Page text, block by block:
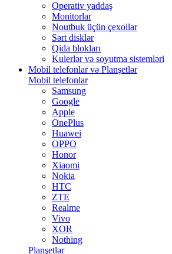
Operativ yaddaş
Monitorlar
Noutbuk üçün çexollar
Sərt disklər
Qida blokları
Kulerlər və soyutma sistemləri
Mobil telefonlar və Planşetlər
Mobil telefonlar
Samsung
Google
Apple
OnePlus
Huawei
OPPO
Honor
Xiaomi
Nokia
HTC
ZTE
Realme
Vivo
XOR
Nothing
Planşetlər